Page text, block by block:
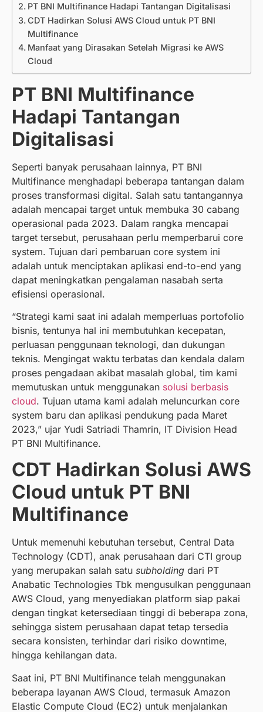
PT BNI Multifinance Hadapi Tantangan Digitalisasi
CDT Hadirkan Solusi AWS Cloud untuk PT BNI
Multifinance
Manfaat yang Dirasakan Setelah Migrasi ke AWS
Cloud
PT BNI Multifinance
Hadapi Tantangan
Digitalisasi
Seperti banyak perusahaan lainnya, PT BNI
Multifinance menghadapi beberapa tantangan dalam
proses transformasi digital. Salah satu tantangannya
adalah mencapai target untuk membuka 30 cabang
operasional pada 2023. Dalam rangka mencapai
target tersebut, perusahaan perlu memperbarui core
system. Tujuan dari pembaruan core system ini
adalah untuk menciptakan aplikasi end-to-end yang
dapat meningkatkan pengalaman nasabah serta
efisiensi operasional.
“Strategi kami saat ini adalah memperluas portofolio
bisnis, tentunya hal ini membutuhkan kecepatan,
perluasan penggunaan teknologi, dan dukungan
teknis. Mengingat waktu terbatas dan kendala dalam
proses pengadaan akibat masalah global, tim kami
memutuskan untuk menggunakan solusi berbasis
cloud. Tujuan utama kami adalah meluncurkan core
system baru dan aplikasi pendukung pada Maret
2023,” ujar Yudi Satriadi Thamrin, IT Division Head
PT BNI Multifinance.
CDT Hadirkan Solusi AWS
Cloud untuk PT BNI
Multifinance
Untuk memenuhi kebutuhan tersebut, Central Data
Technology (CDT), anak perusahaan dari CTI group
yang merupakan salah satu subholding dari PT
Anabatic Technologies Tbk mengusulkan penggunaan
AWS Cloud, yang menyediakan platform siap pakai
dengan tingkat ketersediaan tinggi di beberapa zona,
sehingga sistem perusahaan dapat tetap tersedia
secara konsisten, terhindar dari risiko downtime,
hingga kehilangan data.
Saat ini, PT BNI Multifinance telah menggunakan
beberapa layanan AWS Cloud, termasuk Amazon
Elastic Compute Cloud (EC2) untuk menjalankan